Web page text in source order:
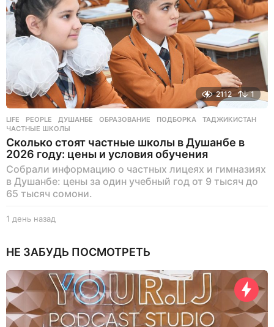
д
2112 1
LIFE ,PEOPLE ДУШАНБЕ ,ОБРАЗОВАНИЕ ,ПОДБОРКА ,ТАДЖИКИСТАН
ЧАСТНЫЕ ШКОЛЫ
Сколько стоят частные школы в Душанбе в
2026 году: цены и условия обучения
Собрали информацию о частных лицеях и гимназиях
в Душанбе: цены за один учебный год от 9 тысяч до
65 тысяч сомони.
1 день назад
н
н
а
з
а
д
НЕ ЗАБУДЬ ПОСМОТРЕТЬ